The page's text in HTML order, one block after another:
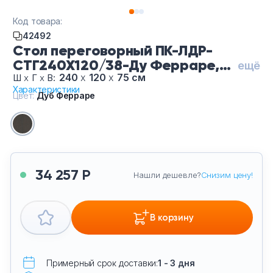
Стол переговорный ПК-ЛДР-
СТГ240Х120/38-Ду Ферраре,
цвет Дуб Ферраре
ещё
Ш х Г х В: 240 х 120 х 75 см
Характеристики
Код товара:
42492
34 257 Р Нашли дешевле?Снизим цену!
В корзину
Примерный срок доставки:1 - 3 дня
Цвет:Дуб Ферраре
Тумбы офисные
Офисные диваны
Сейфы и металлическая мебель
Искусственные растения
Кашпо